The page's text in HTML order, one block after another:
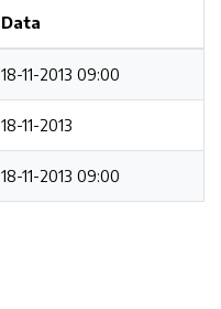
Data
18-11-2013 09:00
18-11-2013
18-11-2013 09:00